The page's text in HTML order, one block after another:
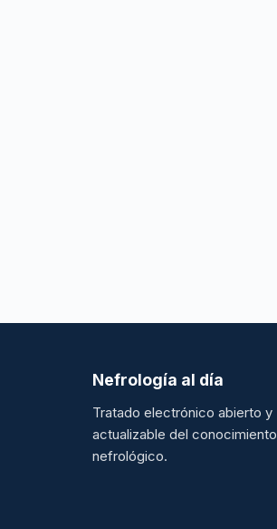
Nefrología al día
Tratado electrónico abierto y
actualizable del conocimiento
nefrológico.